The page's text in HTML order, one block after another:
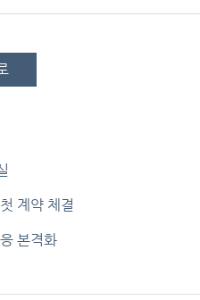
계약 체결
본격화